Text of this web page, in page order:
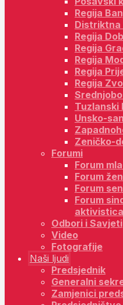
Regija
Distriktna
Regija
Regija
Regija
Regija
Regija
Tuzlanski
Unsko-
Zeničko-
Forumi
Forum
Forum
Forum
Forum
aktivistica
Odbori i Savjeti
Video
Fotografije
Naši ljudi
Predsjednik
Generalni
Zamjenici